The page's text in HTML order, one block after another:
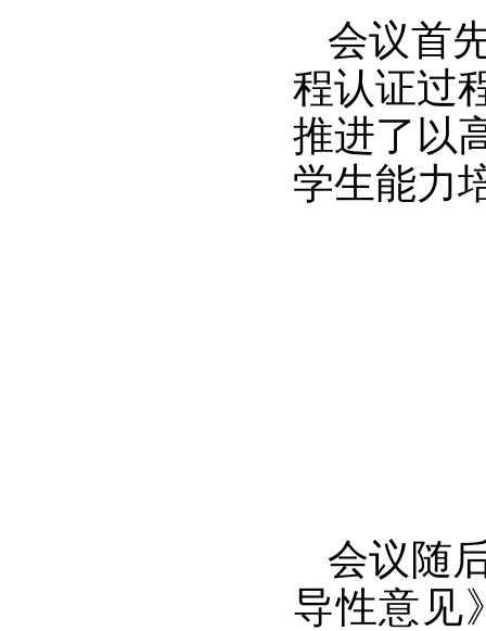
会议首
程认证过
推进了以
学生能力
会议随
导性意见